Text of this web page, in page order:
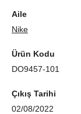
Aile
Nike
Ürün Kodu
DO9457-101
Çıkış Tarihi
02/08/2022